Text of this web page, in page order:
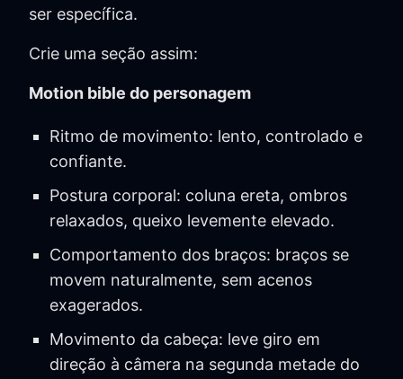
ser específica.
Crie uma seção assim:
Motion bible do personagem
Ritmo de movimento: lento, controlado e
confiante.
Postura corporal: coluna ereta, ombros
relaxados, queixo levemente elevado.
Comportamento dos braços: braços se
movem naturalmente, sem acenos
exagerados.
Movimento da cabeça: leve giro em
direção à câmera na segunda metade do